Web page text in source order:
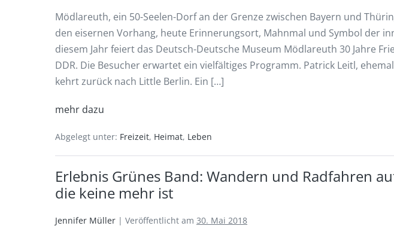
Mödlareuth, ein 50-Seelen-Dorf an der Grenze zwischen Bayern und
den eisernen Vorhang, heute Erinnerungsort, Mahnmal und Symbol der
diesem Jahr feiert das Deutsch-Deutsche Museum Mödlareuth 30 Jahre
DDR. Die Besucher erwartet ein vielfältiges Programm. Patrick Leitl,
kehrt zurück nach Little Berlin. Ein […]
mehr dazu
Abgelegt unter: Freizeit, Heimat, Leben
Erlebnis Grünes Band: Wandern und Radfahren
die keine mehr ist
Jennifer Müller | Veröffentlicht am 30. Mai 2018